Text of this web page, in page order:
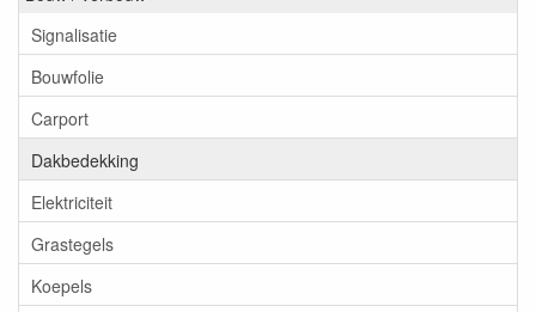
Signalisatie
Bouwfolie
Carport
Dakbedekking
Elektriciteit
Grastegels
Koepels